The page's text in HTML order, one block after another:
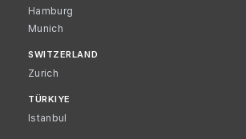
Hamburg
Munich
SWITZERLAND
Zurich
TÜRKIYE
Istanbul